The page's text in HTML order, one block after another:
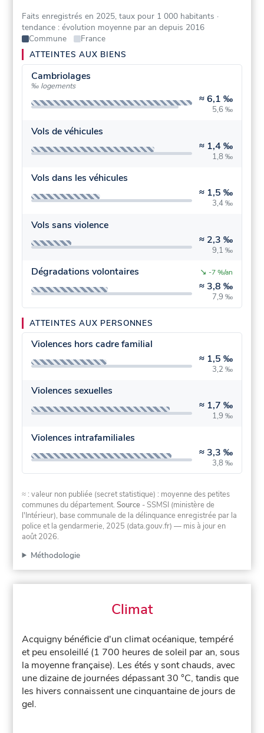
Faits enregistrés en 2025, taux pour 1 000 habitants ·
tendance : évolution moyenne par an depuis 2016
Commune
France
ATTEINTES AUX BIENS
Cambriolages
‰ logements
≈6,1 ‰
5,6 ‰
Vols de véhicules
≈ 1,4 ‰
1,8 ‰
Vols dans les véhicules
≈ 1,5 ‰
3,4 ‰
Vols sans violence
≈ 2,3 ‰
9,1 ‰
Dégradations volontaires
≈ 3,8 ‰
7,9 ‰
↘ -7 %/an
ATTEINTES AUX PERSONNES
Violences hors cadre familial
≈ 1,5 ‰
3,2 ‰
Violences sexuelles
≈ 1,7 ‰
1,9 ‰
Violences intrafamiliales
≈ 3,3 ‰
3,8 ‰
≈ : valeur non publiée (secret statistique) : moyenne des petites
communes du département.Source - SSMSI (ministère de
l'Intérieur), base communale de la délinquance enregistrée par la
police et la gendarmerie, 2025 (data.gouv.fr) — mis à jour en
août 2026.
Méthodologie
Climat
Acquigny bénéficie d'un climat océanique, tempéré
et peu ensoleillé (1 700 heures de soleil par an, sous
la moyenne française). Les étés y sont chauds, avec
une dizaine de journées dépassant 30 °C, tandis que
les hivers connaissent une cinquantaine de jours de
gel.